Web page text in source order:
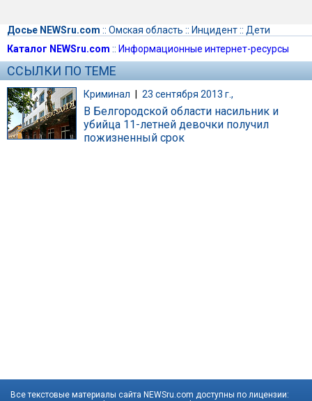
Досье NEWSru.com :: Омская область :: Инцидент:: Дети
Каталог NEWSru.com :: Информационные интернет-ресурсы
ССЫЛКИ ПО ТЕМЕ
Криминал | 23 сентября 2013 г.,
В Белгородской области насильник и
убийца 11-летней девочки получил
пожизненный срок
Все текстовые материалы сайта NEWSru.com доступны по лицензии: